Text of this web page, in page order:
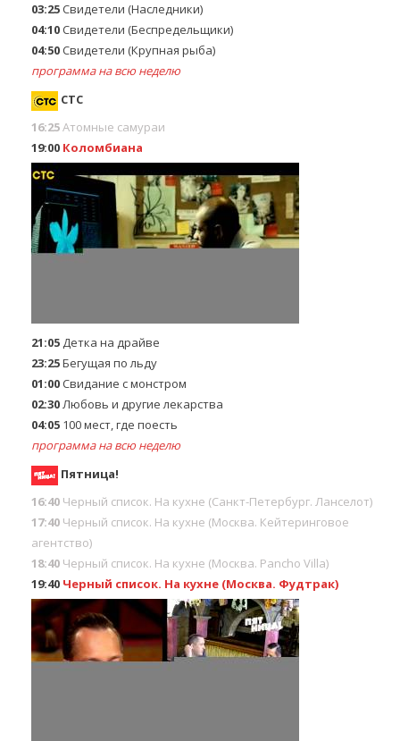
03:25Свидетели (Наследники)
04:10Свидетели (Беспредельщики)
04:50Свидетели (Крупная рыба)
программа на всю неделю
СТС
16:25Атомные самураи
19:00 Коломбиана
21:05Детка на драйве
23:25Бегущaя пo льду
01:00Свидание с монстром
02:30Любовь и другие лекарства
04:05 100 мест, где поесть
программа на всю неделю
Пятница!
16:40 Черный список. На кухне (Санкт-Петербург. Ланселот)
17:40 Черный список. На кухне (Москва. Кейтеринговое
агентство)
18:40 Черный список. На кухне (Москва. Pancho Villa)
19:40 Черный список. На кухне (Москва. Фудтрак)